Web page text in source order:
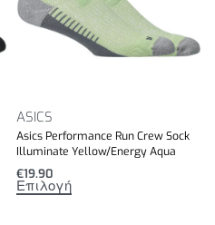
ASICS
Asics Performance Run Crew Sock
Illuminate Yellow/Energy Aqua
€19.90
Επιλογή